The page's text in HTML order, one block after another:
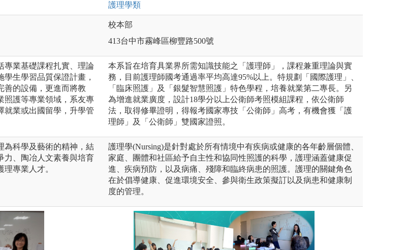
護理學類
校本部
413台中市霧峰區柳豐路500號
專業基礎課程扎實、理論
生學習品質保證計畫，
善的設備，更進而將教
照護等專業領域，系友專
就業或出國留學，升學管
本系旨在培育具業界所需知識技能之「護理師」，課程兼重理論與實
務，目前護理師國考通過率平均高達95%以上。特規劃「國際護理」、
「臨床照護」及「銀髮智慧照護」特色學程，培養就業第二專長。另
為增進就業廣度，設計18學分以上公衛師考照模組課程，依公衛師
法，取得修畢證明，得報考國家專技「公衛師」高考，有機會獲「護
理師」及「公衛師」雙國家證照。
為科學及藝術的精神，結
力、陶冶人文素養與培育
專業人才。
護理學(Nursing)是針對處於所有情境中有疾病或健康的各年齡層個體、
家庭、團體和社區給予自主性和協同性照護的科學，護理涵蓋健康促
進、疾病預防，以及病痛、殘障和臨終病患的照護。護理的關鍵角色
在於倡導健康、促進環境安全、參與衛生政策擬訂以及病患和健康制
度的管理。